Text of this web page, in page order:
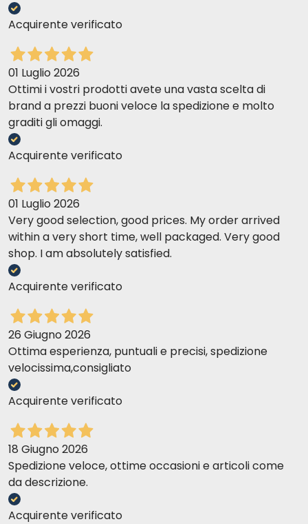
Acquirente verificato
01 Luglio 2026
Ottimi i vostri prodotti avete una vasta scelta di
brand a prezzi buoni veloce la spedizione e molto
graditi gli omaggi.
Acquirente verificato
01 Luglio 2026
Very good selection, good prices. My order arrived
within a very short time, well packaged. Very good
shop. I am absolutely satisfied.
Acquirente verificato
26 Giugno 2026
Ottima esperienza, puntuali e precisi, spedizione
velocissima,consigliato
Acquirente verificato
18 Giugno 2026
Spedizione veloce, ottime occasioni e articoli come
da descrizione.
Acquirente verificato